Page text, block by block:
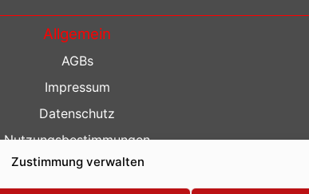
Zustimmung verwalten
Allgemein
AGBs
Impressum
Datenschutz
Nutzungsbestimmungen
Kontakt